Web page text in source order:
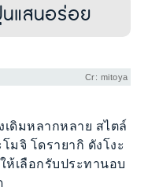
แสนอร่อย
Cr: mitoya
ดิมหลากหลาย สไตล์
มจิ โดรายากิ ดังโงะ
ห้เลือกรับประทานอบ